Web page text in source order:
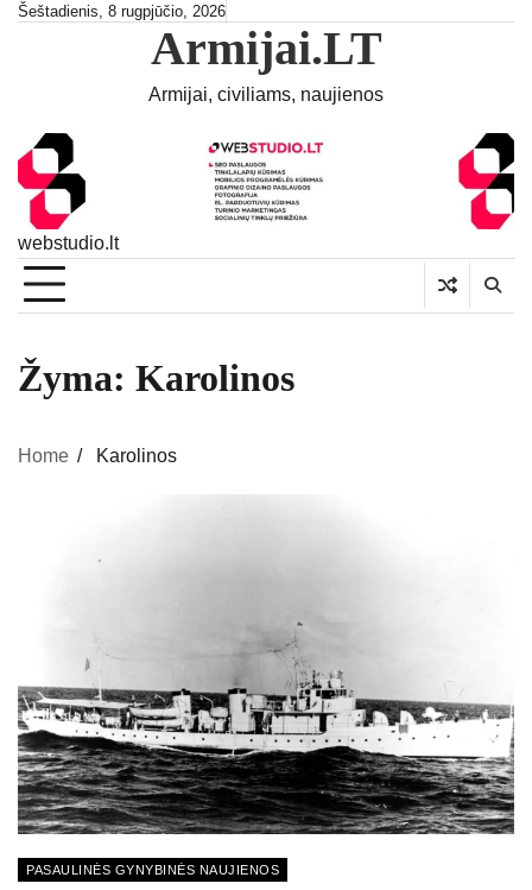
SkipŠeštadienis, 8 rugpjūčio, 2026
Armijai.LT
Armijai, civiliams, naujienos
webstudio.lt
Žyma: Karolinos
Home Karolinos
PASAULINĖS GYNYBINĖS NAUJIENOS